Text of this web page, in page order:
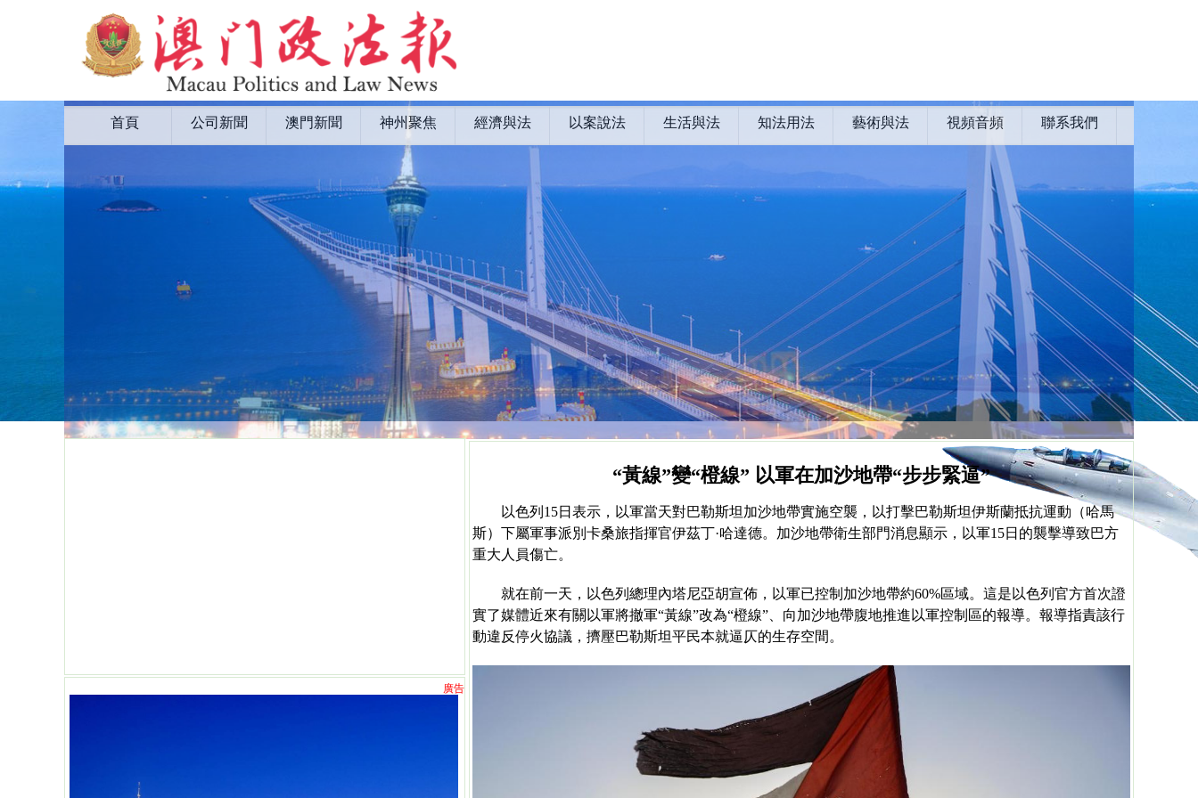
首頁 公司新聞 澳門新聞 神州聚焦 經濟與法 以案說法 生活與法 知法用法 藝術與法 視頻音頻 聯系我們
“黃線”變“橙線” 以軍在加沙地帶“步步緊逼”
以色列 15日表示，以軍當天對巴勒斯坦加沙地帶實施空襲，以打擊巴勒斯坦伊斯蘭抵抗運動（哈馬
斯）下屬軍事派別卡桑旅指揮官伊茲丁·哈達德。加沙地帶衛生部門消息顯示，以軍15日的襲擊導致巴方
重大人員傷亡。
就在前一天，以色列總理內塔尼亞胡宣佈，以軍已控制加沙地帶約60%區域。這是以色列官方首次證
實了媒體近來有關以軍將撤軍“黃線”改為“橙線”、向加沙地帶腹地推進以軍控制區的報導。報導指責該行
動違反停火協議，擠壓巴勒斯坦平民本就逼仄的生存空間。
廣告